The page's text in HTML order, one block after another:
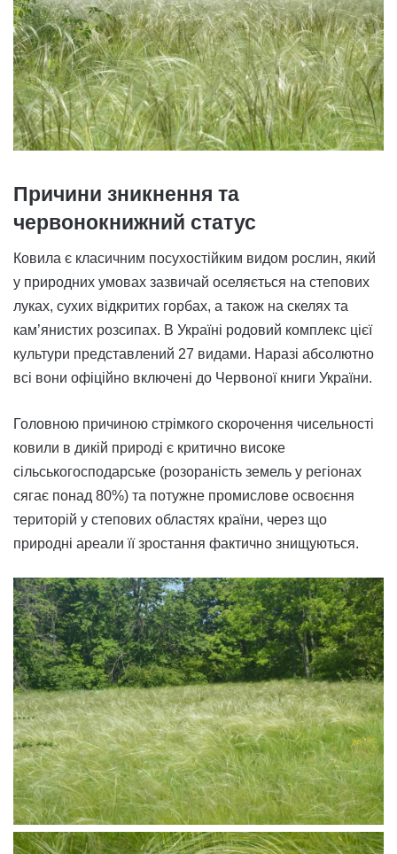
Причини зникнення та
червонокнижний статус
Ковила є класичним посухостійким видом рослин, який
у природних умовах зазвичай оселяється на степових
луках, сухих відкритих горбах, а також на скелях та
кам’янистих розсипах. В Україні родовий комплекс цієї
культури представлений 27 видами. Наразі абсолютно
всі вони офіційно включені до Червоної книги України.
Головною причиною стрімкого скорочення чисельності
ковили в дикій природі є критично високе
сільськогосподарське (розораність земель у регіонах
сягає понад 80%) та потужне промислове освоєння
територій у степових областях країни, через що
природні ареали її зростання фактично знищуються.